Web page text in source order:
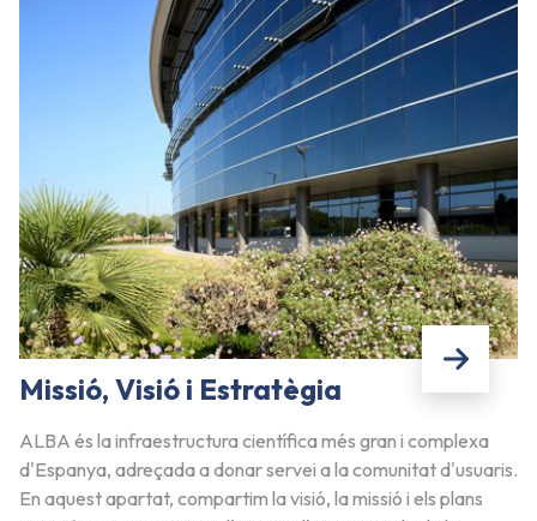
Missió, Visió i Estratègia
ALBA és la infraestructura científica més gran i complexa
d'Espanya, adreçada a donar servei a la comunitat d'usuaris.
En aquest apartat, compartim la visió, la missió i els plans